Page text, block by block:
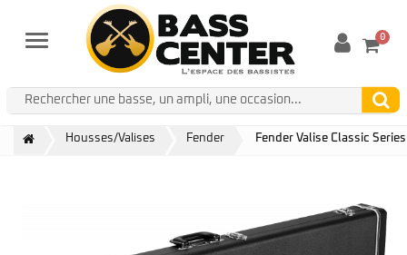
Menu 0
Housses/Valises Fender Fender Valise Classic